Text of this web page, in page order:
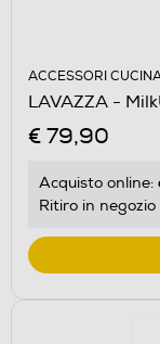
ACCESSORI
LAVAZZA -
€ 79,90
Acquisto online:
Ritiro in